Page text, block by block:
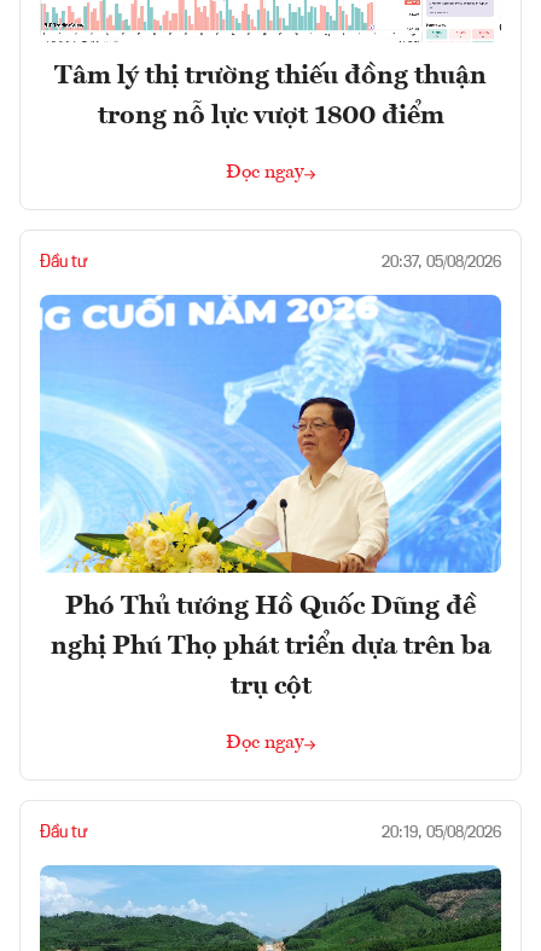
Tâm lý thị trường thiếu đồng thuận
trong nỗ lực vượt 1800 điểm
Đọc ngay
Đầu tư 20:37, 05/08/2026
Phó Thủ tướng Hồ Quốc Dũng đề
nghị Phú Thọ phát triển dựa trên ba
trụ cột
Đọc ngay
Đầu tư 20:19, 05/08/2026